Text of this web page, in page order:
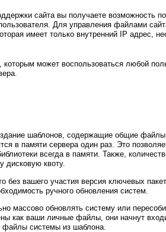
сайта вы получаете возможность
Для управления файлами
имеет только внутренний IP адрес,
может воспользоваться любой
шаблонов, содержащие общие
в памяти сервера один раз. Это
всегда в памяти. Также,
дисковую квоту.
без вашего участия версия ключевых
ручного обновления систем.
массово обновлять систему или
как ваши личные файлы, они начнут
системы из шаблона.